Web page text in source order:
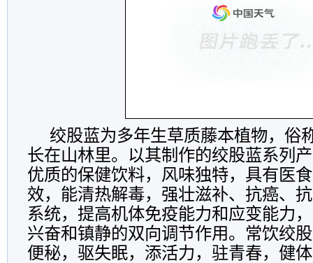
绞股蓝为多年生草质藤本植物，俗
长在山林里。以其制作的绞股蓝系列
优质的保健饮料，风味独特，具有医
效，能清热解毒，强壮滋补、抗癌、
系统，提高机体免疫能力和应变能力
兴奋和镇静的双向调节作用。常饮绞
便秘，驱失眠，添活力，驻青春，健